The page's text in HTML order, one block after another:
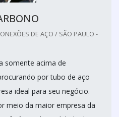
DE AÇO / SÃO PAULO -
somente acima de
por tubo de aço
ideal para seu negócio.
meio da maior empresa da